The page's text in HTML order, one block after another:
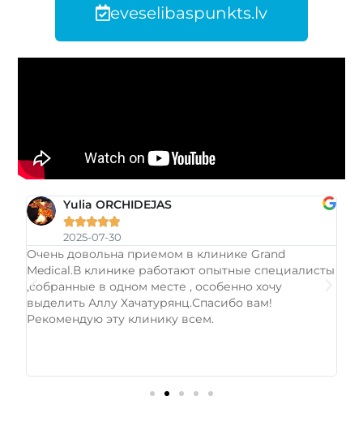
eveselibaspunkts.lv
Yulia ORCHIDEJAS

2025-07-30
Очень довольна приемом в клинике Grand
Medical.В клинике работают опытные специалисты
,собранные в одном месте , особенно хочу
выделить Аллу Хачатурянц.Спасибо вам!
Рекомендую эту клинику всем.